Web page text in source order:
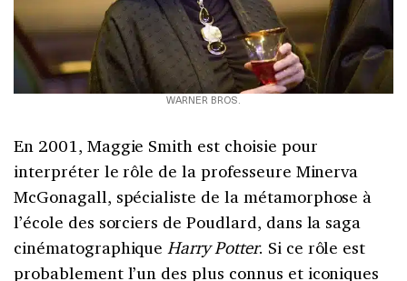
WARNER BROS.
En 2001, Maggie Smith est choisie pour
interpréter le rôle de la professeure Minerva
McGonagall, spécialiste de la métamorphose à
l’école des sorciers de Poudlard, dans la saga
cinématographiqueHarry Potter. Si ce rôle est
probablement l’un des plus connus et iconiques